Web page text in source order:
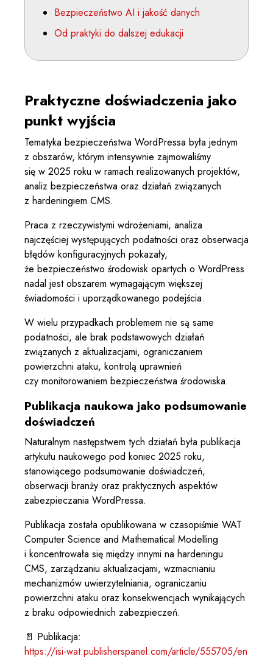
Bezpieczeństwo AI i jakość danych
Od praktyki do dalszej edukacji
Praktyczne doświadczenia jako
punkt wyjścia
Tematyka bezpieczeństwa WordPressa była jednym
z obszarów, którym intensywnie zajmowaliśmy
się w 2025 roku w ramach realizowanych projektów,
analiz bezpieczeństwa oraz działań związanych
z hardeningiem CMS.
Praca z rzeczywistymi wdrożeniami, analiza
najczęściej występujących podatności oraz obserwacja
błędów konfiguracyjnych pokazały,
że bezpieczeństwo środowisk opartych o WordPress
nadal jest obszarem wymagającym większej
świadomości i uporządkowanego podejścia.
W wielu przypadkach problemem nie są same
podatności, ale brak podstawowych działań
związanych z aktualizacjami, ograniczaniem
powierzchni ataku, kontrolą uprawnień
czy monitorowaniem bezpieczeństwa środowiska.
Publikacja naukowa jako podsumowanie
doświadczeń
Naturalnym następstwem tych działań była publikacja
artykułu naukowego pod koniec 2025 roku,
stanowiącego podsumowanie doświadczeń,
obserwacji branży oraz praktycznych aspektów
zabezpieczania WordPressa.
Publikacja została opublikowana w czasopiśmie WAT
Computer Science and Mathematical Modelling
i koncentrowała się między innymi na hardeningu
CMS, zarządzaniu aktualizacjami, wzmacnianiu
mechanizmów uwierzytelniania, ograniczaniu
powierzchni ataku oraz konsekwencjach wynikających
z braku odpowiednich zabezpieczeń.
📄 Publikacja:
https://isi-wat.publisherspanel.com/article/555705/en